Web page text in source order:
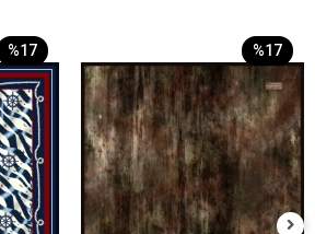
%17 %17